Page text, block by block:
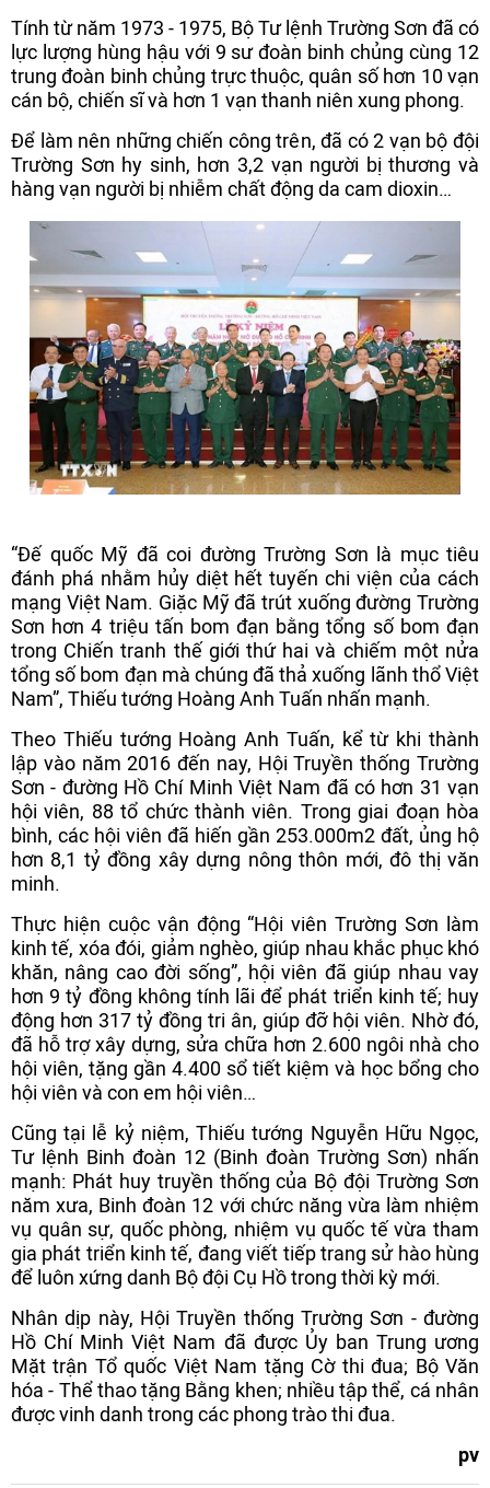
Tính từ năm 1973 - 1975, Bộ Tư lệnh Trường Sơn đã có
lực lượng hùng hậu với 9 sư đoàn binh chủng cùng 12
trung đoàn binh chủng trực thuộc, quân số hơn 10 vạn
cán bộ, chiến sĩ và hơn 1 vạn thanh niên xung phong.
Để làm nên những chiến công trên, đã có 2 vạn bộ đội
Trường Sơn hy sinh, hơn 3,2 vạn người bị thương và
hàng vạn người bị nhiễm chất động da cam dioxin…
“Đế quốc Mỹ đã coi đường Trường Sơn là mục tiêu
đánh phá nhằm hủy diệt hết tuyến chi viện của cách
mạng Việt Nam. Giặc Mỹ đã trút xuống đường Trường
Sơn hơn 4 triệu tấn bom đạn bằng tổng số bom đạn
trong Chiến tranh thế giới thứ hai và chiếm một nửa
tổng số bom đạn mà chúng đã thả xuống lãnh thổ Việt
Nam”, Thiếu tướng Hoàng Anh Tuấn nhấn mạnh.
Theo Thiếu tướng Hoàng Anh Tuấn, kể từ khi thành
lập vào năm 2016 đến nay, Hội Truyền thống Trường
Sơn - đường Hồ Chí Minh Việt Nam đã có hơn 31 vạn
hội viên, 88 tổ chức thành viên. Trong giai đoạn hòa
bình, các hội viên đã hiến gần 253.000m2 đất, ủng hộ
hơn 8,1 tỷ đồng xây dựng nông thôn mới, đô thị văn
minh.
Thực hiện cuộc vận động “Hội viên Trường Sơn làm
kinh tế, xóa đói, giảm nghèo, giúp nhau khắc phục khó
khăn, nâng cao đời sống”, hội viên đã giúp nhau vay
hơn 9 tỷ đồng không tính lãi để phát triển kinh tế; huy
động hơn 317 tỷ đồng tri ân, giúp đỡ hội viên. Nhờ đó,
đã hỗ trợ xây dựng, sửa chữa hơn 2.600 ngôi nhà cho
hội viên, tặng gần 4.400 sổ tiết kiệm và học bổng cho
hội viên và con em hội viên…
Cũng tại lễ kỷ niệm, Thiếu tướng Nguyễn Hữu Ngọc,
Tư lệnh Binh đoàn 12 (Binh đoàn Trường Sơn) nhấn
mạnh: Phát huy truyền thống của Bộ đội Trường Sơn
năm xưa, Binh đoàn 12 với chức năng vừa làm nhiệm
vụ quân sự, quốc phòng, nhiệm vụ quốc tế vừa tham
gia phát triển kinh tế, đang viết tiếp trang sử hào hùng
để luôn xứng danh Bộ đội Cụ Hồ trong thời kỳ mới.
Nhân dịp này, Hội Truyền thống Trường Sơn - đường
Hồ Chí Minh Việt Nam đã được Ủy ban Trung ương
Mặt trận Tổ quốc Việt Nam tặng Cờ thi đua; Bộ Văn
hóa - Thể thao tặng Bằng khen; nhiều tập thể, cá nhân
được vinh danh trong các phong trào thi đua.
pv